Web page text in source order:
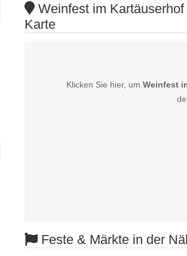
Weinfest im
Karte
Klicken Sie hier, um Weinfest
Feste & Märkte in der